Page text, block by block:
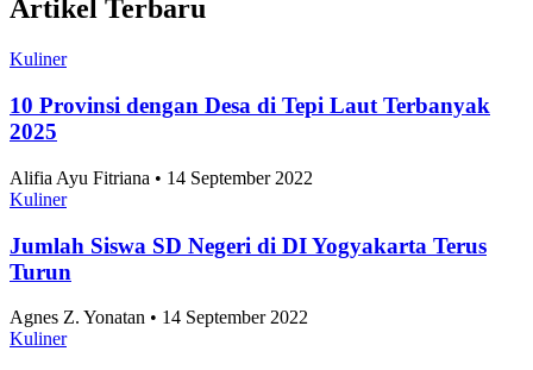
Artikel Terbaru
Kuliner
10 Provinsi dengan Desa di Tepi Laut Terbanyak
2025
Alifia Ayu Fitriana • 14 September 2022
Kuliner
Jumlah Siswa SD Negeri di DI Yogyakarta Terus
Turun
Agnes Z. Yonatan • 14 September 2022
Kuliner